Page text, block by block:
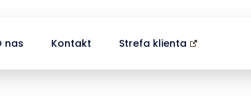
nas Kontakt Strefa klienta